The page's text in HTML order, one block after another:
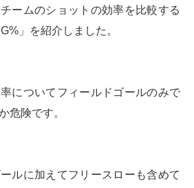
ームのショットの効率を比較する
」を紹介しました。
についてフィールドゴールのみで
危険です。
ルに加えてフリースローも含めて